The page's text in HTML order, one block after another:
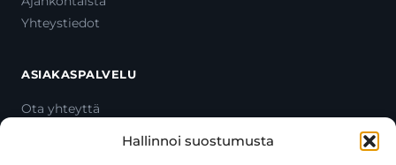
Hallinnoi suostumusta
Yhteystiedot
ASIAKASPALVELU
Ota yhteyttä